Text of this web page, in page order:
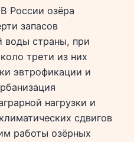
России озёра
запасов
воды страны, при
трети из них
эвтрофикации и
нагрузки и
сдвигов
работы озёрных